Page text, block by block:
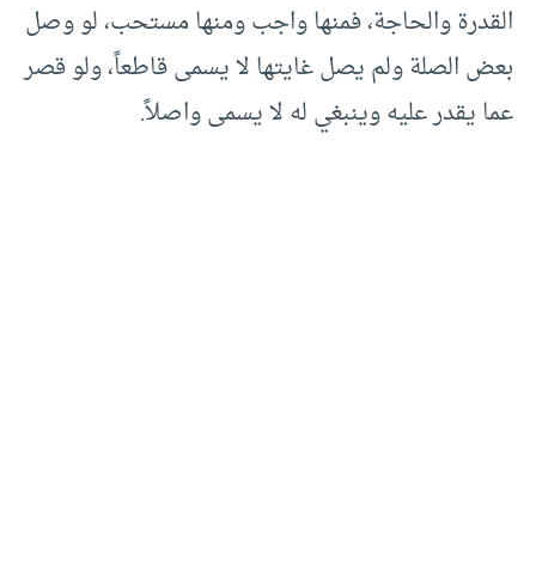
القدرة والحاجة، فمنها واجب ومنها مستحب، لو وصل
بعض الصلة ولم يصل غايتها لا يسمى قاطعاً، ولو قصر
عما يقدر عليه وينبغي له لا يسمى واصلاً.